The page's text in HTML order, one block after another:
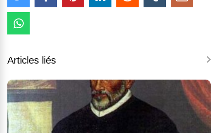
Articles liés